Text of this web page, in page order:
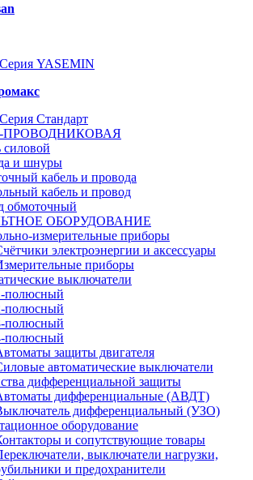
YASEMIN
Стандарт
ПРОВОДНИКОВАЯ
силовой
и шнуры
кабель и провода
кабель и провод
обмоточный
ОБОРУДОВАНИЕ
измерительные приборы
электроэнергии и аксессуары
приборы
выключатели
полюсный
полюсный
полюсный
полюсный
защиты двигателя
автоматические выключатели
дифференциальной защиты
дифференциальные (АВДТ)
дифференциальный (УЗО)
оборудование
и сопутствующие товары
выключатели нагрузки,
и предохранители